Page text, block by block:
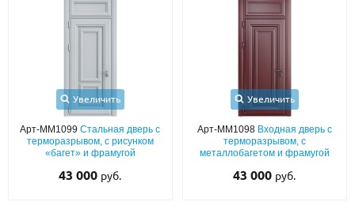
С реечным дизайном
ПО ОСОБЕННОСТЯМ
ПО КОНСТРУКЦИИ
Популярные двери
Двери со скидкой
Увеличить
Арт-ММ1099Стальная дверь с
терморазрывом, с рисунком
«багет» и фрамугой
43 000 руб.
Увеличить
Арт-ММ1098 Входная дверь с
терморазрывом, с
металлобагетом и фрамугой
43 000 руб.